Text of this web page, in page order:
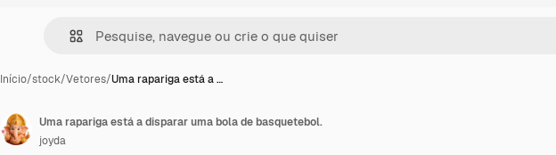
Início/stock/Vetores/Uma rapariga está a …
Uma rapariga está a disparar uma bola de basquetebol.
joyda